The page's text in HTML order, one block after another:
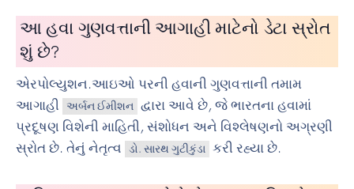
આ હવા ગુણવત્તાની આગાહી માટેનો ડેટા સ્રોત
શું છે?
એરપોલ્યુશન.આઇઓ પરની હવાની ગુણવત્તાની તમામ
આગાહી
અર્બન ઈમીશન
દ્વારા આવે છે, જે ભારતના હવામાં
પ્રદૂષણ વિશેની માહિતી, સંશોધન અને વિશ્લેષણનો અગ્રણી
સ્રોત છે. તેનું નેતૃત્વ
ડો. સારથ ગુટીકુંડા કરી રહ્યા છે.